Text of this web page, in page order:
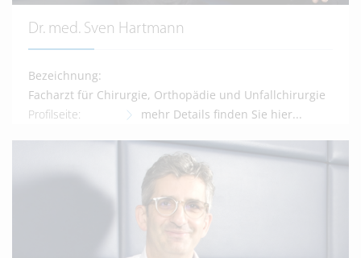
Dr. med. Sven Hartmann
Bezeichnung:
Facharzt für Chirurgie, Orthopädie und Unfallchirurgie
Profilseite:
mehr Details finden Sie hier...